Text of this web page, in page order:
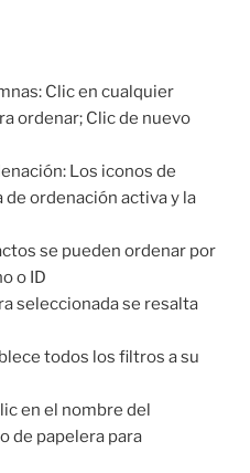
Clic en cualquier
ordenar; Clic de nuevo
Los iconos de
ordenación activa y la
se pueden ordenar por
o ID
seleccionada se resalta
todos los filtros a su
en el nombre del
de papelera para